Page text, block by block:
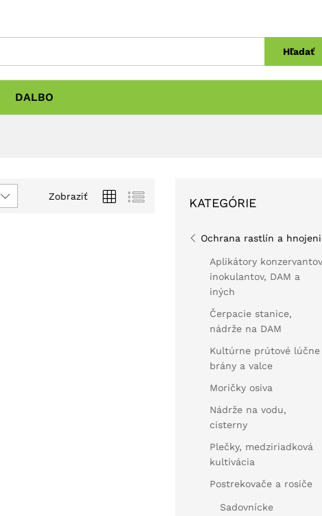
Hľadať
DALBO
Zobraziť KATEGÓRIE
Ochrana rastlín a
Aplikátory
inokulantov, DAM a
iných
Čerpacie stanice,
nádrže na DAM
Kultúrne prútové lúčne
brány a valce
Moričky osiva
Nádrže na vodu,
cisterny
Plečky, medziriadková
kultivácia
Postrekovače a rosiče
Sadovnícke